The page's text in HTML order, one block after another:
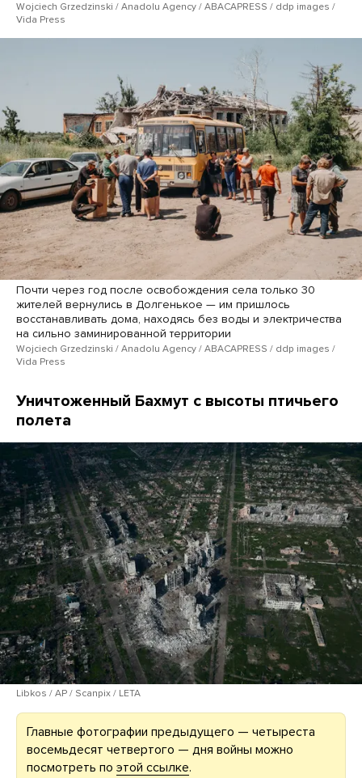
Wojciech Grzedzinski / Anadolu Agency / ABACAPRESS / ddp images /
Vida Press
Почти через год после освобождения села только 30
жителей вернулись в Долгенькое — им пришлось
восстанавливать дома, находясь без воды и электричества
на сильно заминированной территории
Wojciech Grzedzinski / Anadolu Agency / ABACAPRESS / ddp images /
Vida Press
Уничтоженный Бахмут с высоты птичьего
полета
Libkos / AP / Scanpix / LETA
Главные фотографии предыдущего — четыреста
восемьдесят четвертого — дня войны можно
посмотреть по этой ссылке.